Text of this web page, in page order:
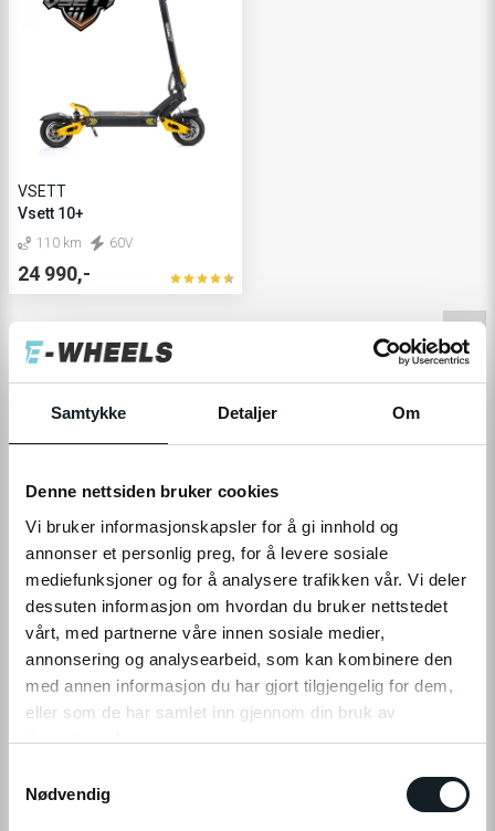
Samtykke Detaljer Om
Denne nettsiden bruker cookies
Vi bruker informasjonskapsler for å gi innhold og
annonser et personlig preg, for å levere sosiale
mediefunksjoner og for å analysere trafikken vår. Vi deler
dessuten informasjon om hvordan du bruker nettstedet
vårt, med partnerne våre innen sosiale medier,
annonsering og analysearbeid, som kan kombinere den
med annen informasjon du har gjort tilgjengelig for dem,
eller som de har samlet inn gjennom din bruk av
tjenestene deres.
Klikk på «OK» for å gi oss ditt samtykke til å bruke
informasjonskapsler (cookies) for alle disse formålene.
Nødvendig
VSETT
Vsett 10+
110 km 60V
24 990,-
KUNDEOMTALER
Se hva våre 350.000+ kunder syntes